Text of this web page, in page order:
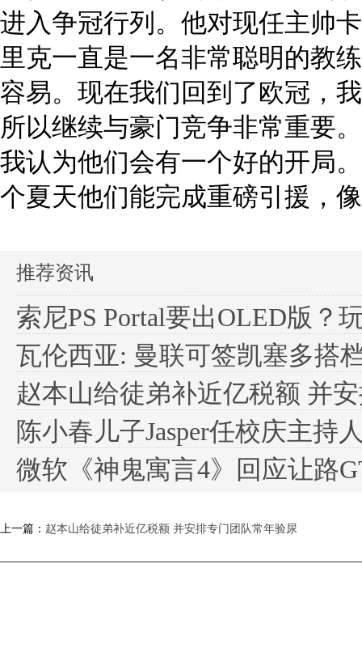
进入争冠行列。他对现任主帅
里克一直是一名非常聪明的教
容易。现在我们回到了欧冠，
所以继续与豪门竞争非常重要
我认为他们会有一个好的开局
个夏天他们能完成重磅引援，
推荐资讯
索尼PS Portal要出OLED版？
瓦伦西亚: 曼联可签凯塞多搭档
赵本山给徒弟补近亿税额 并
陈小春儿子Jasper任校庆主持
微软《神鬼寓言4》回应让路
上一篇： 赵本山给徒弟补近亿税额 并安排专门团队常年验尿